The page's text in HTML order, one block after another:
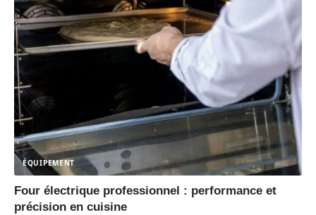
ÉQUIPEMENT
Four électrique professionnel : performance et
précision en cuisine